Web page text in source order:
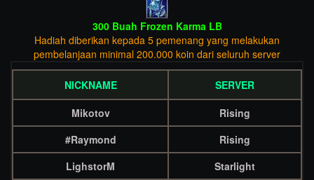
300 Buah Frozen Karma LB
Hadiah diberikan kepada 5 pemenang yang melakukan
pembelanjaan minimal 200.000 koin dari seluruh server
NICKNAME
SERVER
Mikotov
Rising
#Raymond
Rising
LighstorM
Starlight